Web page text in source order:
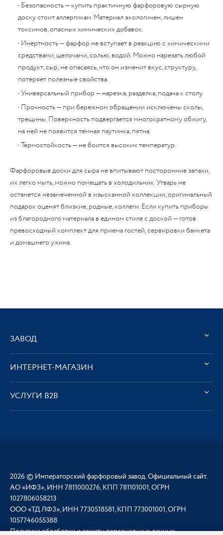
• Безопасность — купить практичную фарфоровую сырную
доску стоит аллергикам. Материал экологичен, лишен
токсинов, опасных химических добавок.
• Инертность — фарфор не вступает в реакцию с химическими
средствами, щелочами, солью, водой. Можно нарезать любой
продукт, сыр, не опасаясь, что он изменит вкус, структуру,
потеряет полезные свойства.
• Универсальный прибор — нарезка, разделка, подача к столу.
• Прочность — при бережном обращении исключены сколы,
трещины. Поверхность подвергается многократному обжигу,
на ней не появится темная паутинка, пятна.
• Термостойкость — не боится высоких температур.
Фарфоровые доски для сыра не впитывают посторонние запахи,
их легко мыть, можно помещать в холодильник. Утварь не
останется незамеченной в изысканной коллекции, оригинальный
подарок оценят близкие, родные, коллеги. Если купить приборы
из благородного материала в едином стиле с доской — готов
превосходный комплект для приема гостей, сервировки банкета
и домашнего ужина.
ЗАВОД
ИНТЕРНЕТ-МАГАЗИН
УСЛУГИ В2В
2026 © Императорский фарфоровый завод. Официальный сайт.
АО «ИФЗ», ИНН 7811000276, КПП 781101001, ОГРН
1027806058213
ООО «ТД ЛФЗ», ИНН 7730518581, КПП 773001001, ОГРН
1057746055388
Политика обработки и защиты персональных данных